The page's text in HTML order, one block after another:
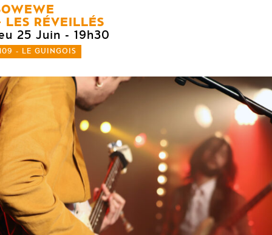
LES RÉVEILLÉS
25 Juin - 19h30
- LE GUINGOIS